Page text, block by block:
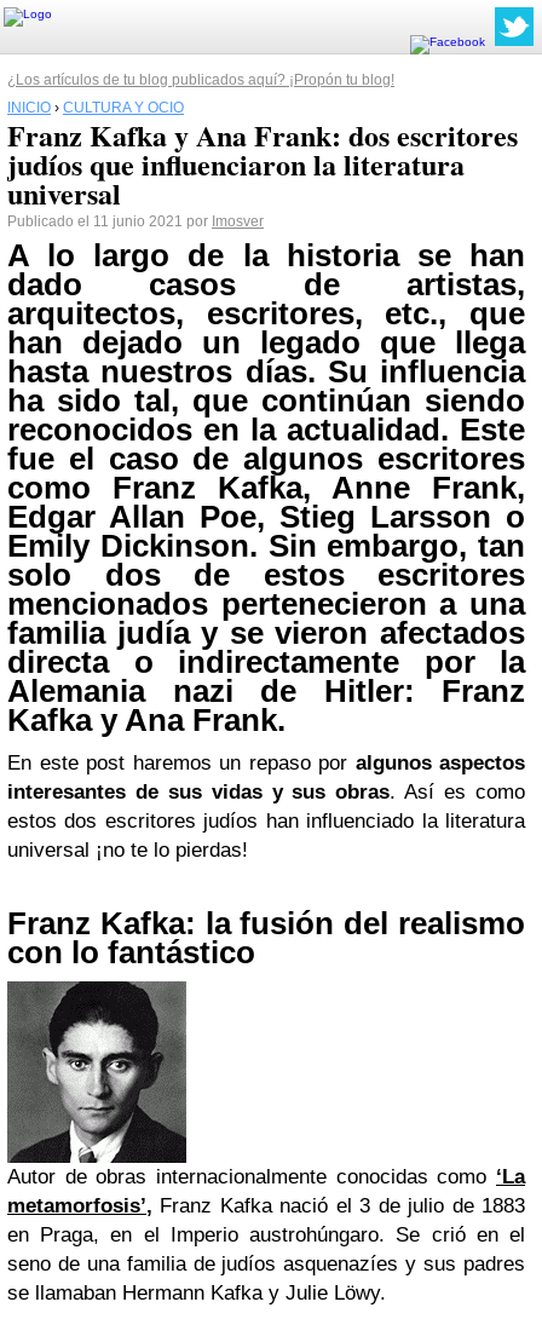
¿Los artículos de tu blog publicados aquí? ¡Propón tu blog!
INICIO › CULTURA Y OCIO
Franz Kafka y Ana Frank: dos escritores
judíos que influenciaron la literatura
universal
Publicado el 11 junio 2021 por Imosver
A lo largo de la historia se han
dado casos de artistas,
arquitectos, escritores, etc., que
han dejado un legado que llega
hasta nuestros días. Su influencia
ha sido tal, que continúan siendo
reconocidos en la actualidad. Este
fue el caso de algunos escritores
como Franz Kafka, Anne Frank,
Edgar Allan Poe, Stieg Larsson o
Emily Dickinson. Sin embargo, tan
solo dos de estos escritores
mencionados pertenecieron a una
familia judíay se vieronafectados
directa o indirectamente por la
Alemania nazi de Hitler: Franz
Kafka y Ana Frank.
En este post haremos un repaso por algunos aspectos
interesantes de sus vidas y sus obras. Así es como
estos dos escritores judíos han influenciado la literatura
universal ¡no te lo pierdas!
Franz Kafka: la fusión del realismo
con lo fantástico
Autor de obras internacionalmente conocidas como ‘La
metamorfosis’, Franz Kafka nació el 3 de julio de 1883
en Praga, en el Imperio austrohúngaro. Se crió en el
seno de una familia de judíos asquenazíes y sus padres
se llamaban Hermann Kafka y Julie Löwy.